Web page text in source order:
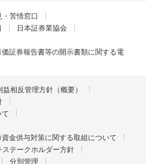
苦情窓口
日本証券業協会
証券報告書等の開示書類に関する電
益相反管理方針（概要）
金供与対策に関する取組について
ステークホルダー方針
分別管理